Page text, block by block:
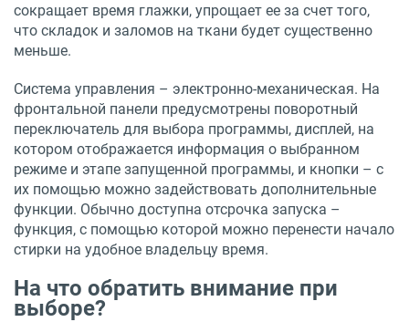
сокращает время глажки, упрощает ее за счет того,
что складок и заломов на ткани будет существенно
меньше.
Система управления – электронно-механическая. На
фронтальной панели предусмотрены поворотный
переключатель для выбора программы, дисплей, на
котором отображается информация о выбранном
режиме и этапе запущенной программы, и кнопки – с
их помощью можно задействовать дополнительные
функции. Обычно доступна отсрочка запуска –
функция, с помощью которой можно перенести начало
стирки на удобное владельцу время.
На что обратить внимание при
выборе?